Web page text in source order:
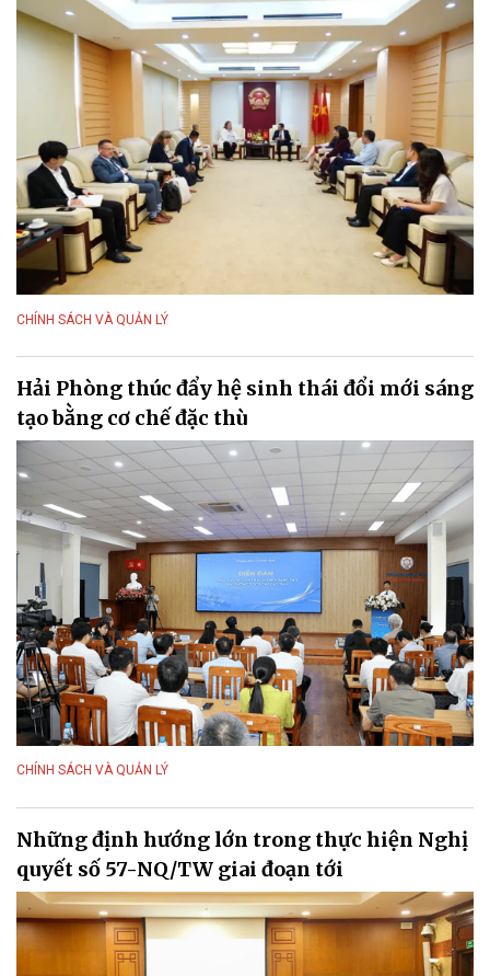
CHÍNH SÁCH VÀ QUẢN LÝ
Hải Phòng thúc đẩy hệ sinh thái đổi mới sáng
tạo bằng cơ chế đặc thù
CHÍNH SÁCH VÀ QUẢN LÝ
Những định hướng lớn trong thực hiện Nghị
quyết số 57-NQ/TW giai đoạn tới